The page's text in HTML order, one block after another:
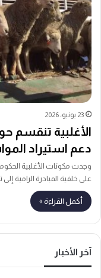
23 يونيو، 2026
الأغلبية تنقسم
دعم استيراد
وجدت مكونات الأغلبية
على خلفية المبادرة الرامية
أكمل القراءة »
آخر الأخبار